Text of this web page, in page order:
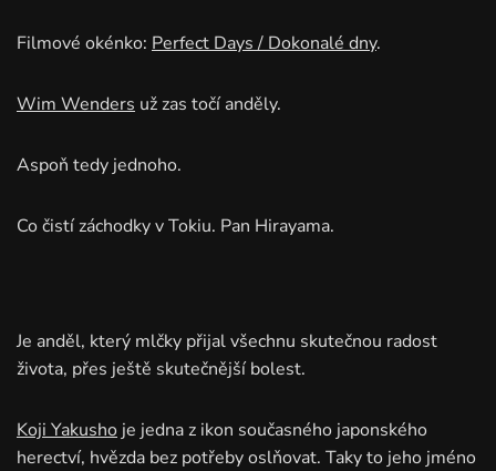
Filmové okénko: Perfect Days / Dokonalé dny.
Wim Wenders už zas točí anděly.
Aspoň tedy jednoho.
Co čistí záchodky v Tokiu. Pan Hirayama.
Je anděl, který mlčky přijal všechnu skutečnou radost
života, přes ještě skutečnější bolest.
Koji Yakusho je jedna z ikon současného japonského
herectví, hvězda bez potřeby oslňovat. Taky to jeho jméno